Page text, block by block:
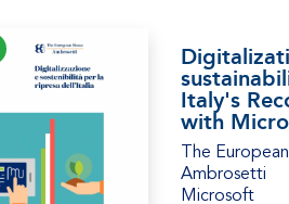
Italy's
with
The
Ambrosetti
Microsoft